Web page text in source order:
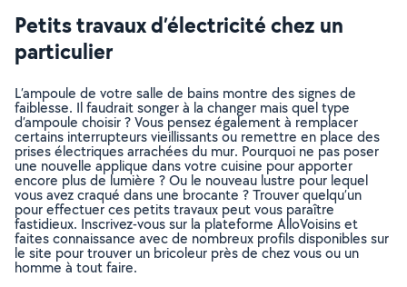
Petits travaux d’électricité chez un
particulier
L’ampoule de votre salle de bains montre des signes de
faiblesse. Il faudrait songer à la changer mais quel type
d’ampoule choisir ? Vous pensez également à remplacer
certains interrupteurs vieillissants ou remettre en place des
prises électriques arrachées du mur. Pourquoi ne pas poser
une nouvelle applique dans votre cuisine pour apporter
encore plus de lumière ? Ou le nouveau lustre pour lequel
vous avez craqué dans une brocante ? Trouver quelqu’un
pour effectuer ces petits travaux peut vous paraître
fastidieux. Inscrivez-vous sur la plateforme AlloVoisins et
faites connaissance avec de nombreux profils disponibles sur
le site pour trouver un bricoleur près de chez vous ou un
homme à tout faire.